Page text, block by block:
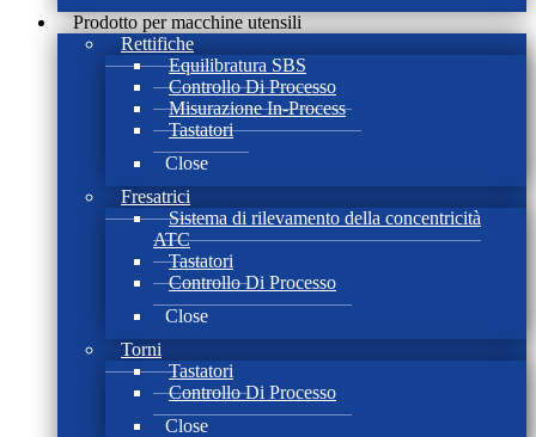
Prodotto per macchine utensili
Rettifiche
Equilibratura SBS
Controllo Di Processo
Misurazione In-Process
Tastatori
Close
Fresatrici
Sistema di rilevamento della concentricità
ATC
Tastatori
Controllo Di Processo
Close
Torni
Tastatori
Controllo Di Processo
Close